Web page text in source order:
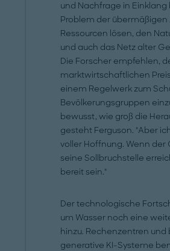
und Nachfrage in
Problem der übermäßigen
Ressourcen lösen, den
und auch das Netz alter
Die Forscher empfehlen,
marktwirtschaftlichen
einem Regelwerk zum
Bevölkerungsgruppen
bewusst, wie groß die
gesteht Ferguson. "Aber
voller Hoffnung. Wenn der
seine Sollbruchstelle
bereit sein."
Der technologische
um Wasser noch eine
hinzu. Rechenzentren und
generative KI-Systeme